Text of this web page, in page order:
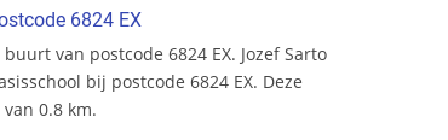
6824 EX
van postcode 6824 EX. Jozef Sarto
bij postcode 6824 EX. Deze
0.8 km.